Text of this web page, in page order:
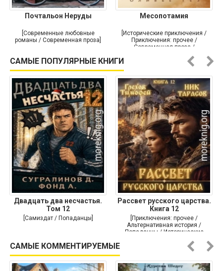
Почтальон Неруды
[Современные любовные
романы / Современная проза]
Месопотамия
[Исторические приключения /
Приключения: прочее /
Современная проза /
САМЫЕ ПОПУЛЯРНЫЕ КНИГИ
Двадцать два несчастья.
Том 12
[Самиздат / Попаданцы]
Рассвет русского царства.
Книга 12
[Приключения: прочее /
Альтернативная история /
Попаданцы / Исторические
САМЫЕ КОММЕНТИРУЕМЫЕ